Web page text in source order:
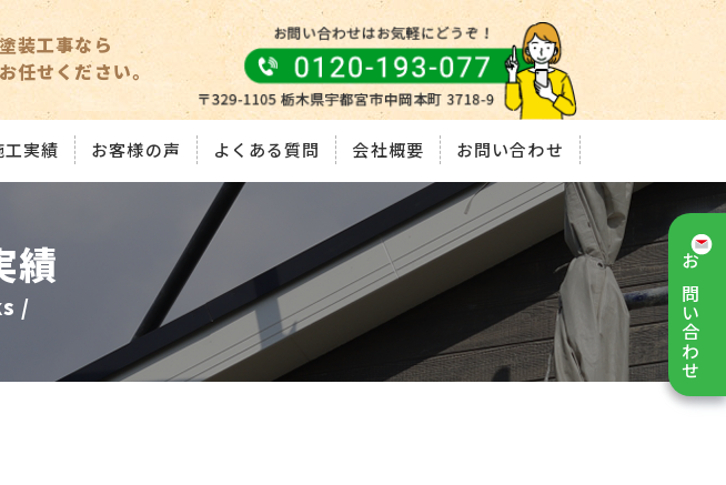
装工事なら
任せください。
工実績 お客様の声 よくある質問 会社概要 お問い合わせ
お問い合わせ
績
/